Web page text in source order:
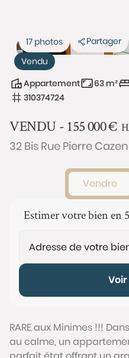
Vendu
17 photos Partager
Appartement 63 m²
310374724
VENDU -155 000€
32 Bis Rue Pierre
Vendre
Estimer votre bien en
RARE aux Minimes !!!
au calme, un